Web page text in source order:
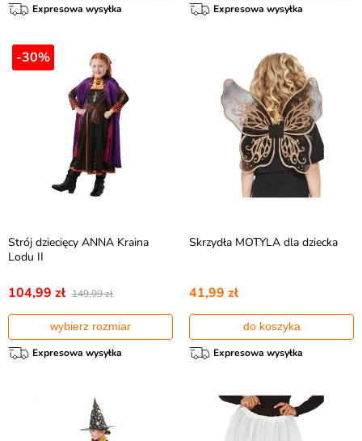
Expresowa wysyłka Expresowa wysyłka
-30%
Strój dziecięcy ANNA Kraina
Lodu II
104,99 zł 149,99 zł
wybierz rozmiar
Expresowa wysyłka
Skrzydła MOTYLA dla dziecka
41,99 zł
do koszyka
Expresowa wysyłka